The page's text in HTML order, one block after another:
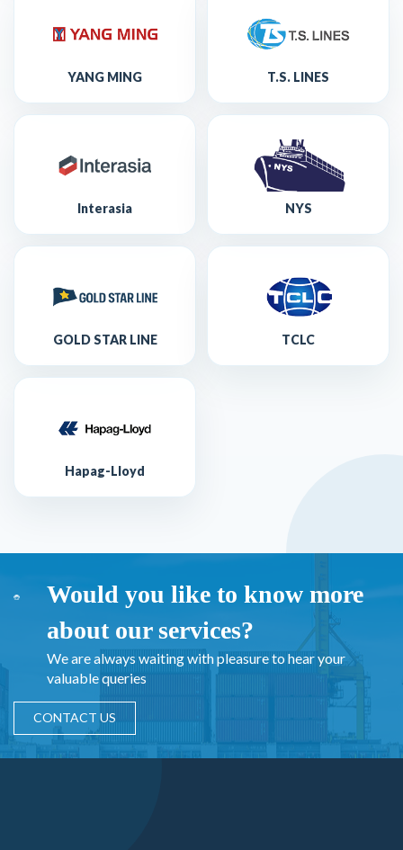
YANG MING T.S. LINES
Interasia NYS
GOLD STAR LINE TCLC
Hapag-Lloyd
Would you like to know more
about our services?
We are always waiting with pleasure to hear your
valuable queries
CONTACT US